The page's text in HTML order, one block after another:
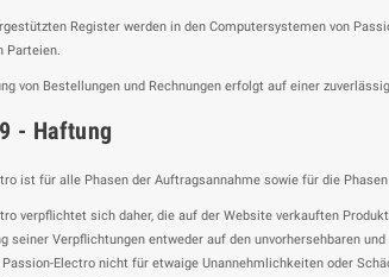
Register werden in den Computersystemen von
Parteien.
von Bestellungen und Rechnungen erfolgt auf einer
- Haftung
ist für alle Phasen der Auftragsannahme sowie für die
verpflichtet sich daher, die auf der Website verkauften
seiner Verpflichtungen entweder auf den unvorhersehbaren
Passion-Electro nicht für etwaige Unannehmlichkeiten oder